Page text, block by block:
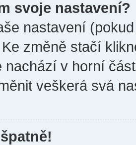
svoje nastavení?
nastavení
změně stačí
nachází v horní
veškerá svá